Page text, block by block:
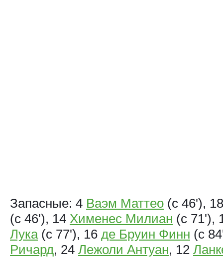
Запасные: 4 Ваэм Маттео (с 46'),
(с 46'), 14 Хименес Милиан (с 71'),
Лука(с 77'), 16 де Бруин Финн (с
Ричард, 24 Лежоли Антуан, 12